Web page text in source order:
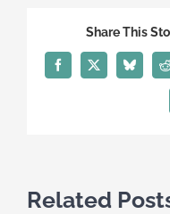
Share This
Facebook
X Bluesky
Related